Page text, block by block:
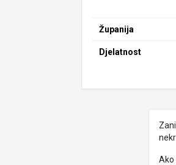
Županija
Djelatnost
Ako